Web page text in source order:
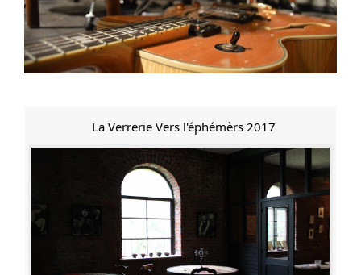
La Verrerie Vers l'éphémèrs 2017